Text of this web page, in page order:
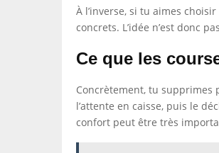
À l’inverse, si tu aimes
concrets. L’idée n’est donc
Ce que les
Concrètement, tu supprimes
l’attente en caisse, puis le
confort peut être très